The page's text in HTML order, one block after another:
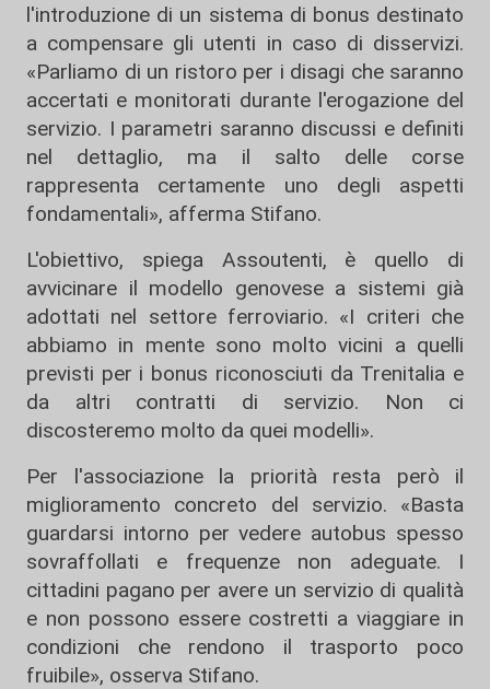
l'introduzione di un sistema di bonus destinato
a compensare gli utenti in caso di disservizi.
«Parliamo di un ristoro per i disagi che saranno
accertati e monitorati durante l'erogazione del
servizio. I parametri saranno discussi e definiti
nel dettaglio, ma il salto delle corse
rappresenta certamente uno degli aspetti
fondamentali», afferma Stifano.
L'obiettivo, spiega Assoutenti, è quello di
avvicinare il modello genovese a sistemi già
adottati nel settore ferroviario. «I criteri che
abbiamo in mente sono molto vicini a quelli
previsti per i bonus riconosciuti da Trenitalia e
da altri contratti di servizio. Non ci
discosteremo molto da quei modelli».
Per l'associazione la priorità resta però il
miglioramento concreto del servizio. «Basta
guardarsi intorno per vedere autobus spesso
sovraffollati e frequenze non adeguate. I
cittadini pagano per avere un servizio di qualità
e non possono essere costretti a viaggiare in
condizioni che rendono il trasporto poco
fruibile», osserva Stifano.